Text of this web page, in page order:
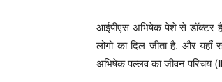
आईपीएस अभिषेक पेशे से डॉक्टर
लोगो का दिल जीता है. और
अभिषेक पल्लव का जीवन परिचय (